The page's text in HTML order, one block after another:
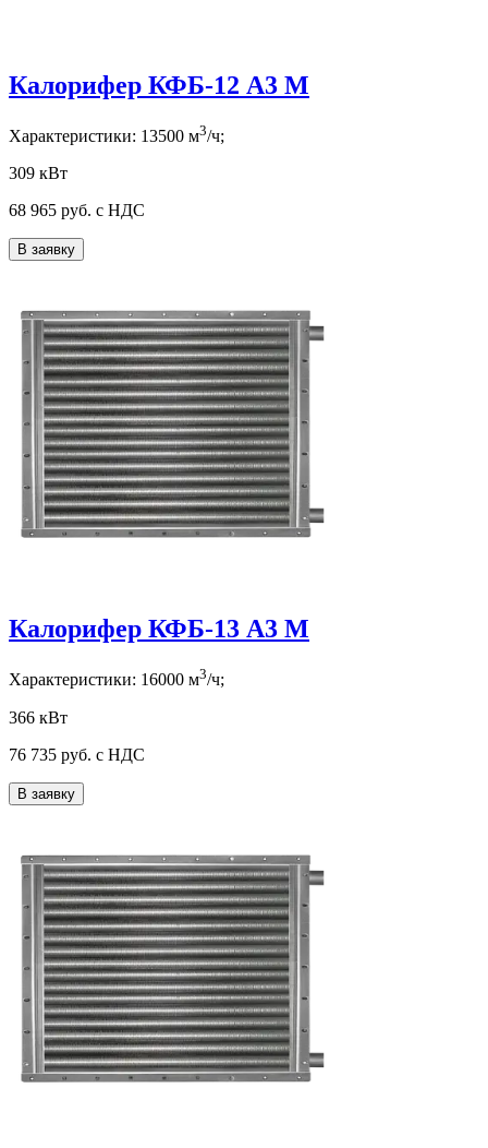
Калорифер КФБ-12 А3 М
Характеристики: 13500 м3/ч;
309 кВт
68 965 руб. с НДС
В заявку
Калорифер КФБ-13 А3 М
Характеристики: 16000 м3/ч;
366 кВт
76 735 руб. с НДС
В заявку